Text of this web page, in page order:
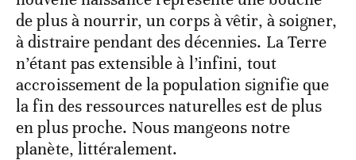
de plus à nourrir, un corps à vêtir, à soigner,
à distraire pendant des décennies. La Terre
n’étant pas extensible à l’infini, tout
accroissement de la population signifie que
la fin des ressources naturelles est de plus
en plus proche. Nous mangeons notre
planète, littéralement.